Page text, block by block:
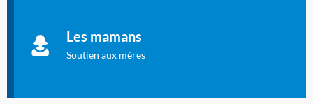
Les mamans
Soutien aux mères
à allaiter et vous informer : toutes les rubriques qui
concernent l'allaitement.